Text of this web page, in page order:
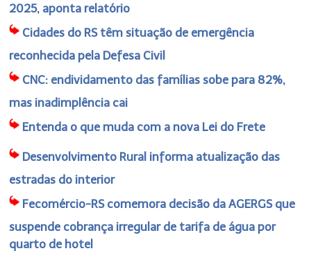
2025, aponta relatório
Cidades do RS têm situação de emergência
reconhecida pela Defesa Civil
CNC: endividamento das famílias sobe para 82%,
mas inadimplência cai
Entenda o que muda com a nova Lei do Frete
Desenvolvimento Rural informa atualização das
estradas do interior
Fecomércio-RS comemora decisão da AGERGS que
suspende cobrança irregular de tarifa de água por
quarto de hotel